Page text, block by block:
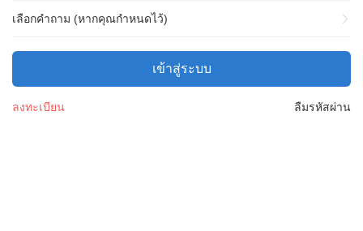
เลือกคำถาม (หากคุณกำหนดไว้)
เข้าสู่ระบบ
ลืมรหัสผ่าน
ลงทะเบียน